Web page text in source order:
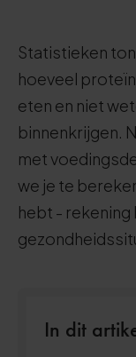
Statistieken
hoeveel
eten en niet
binnenkrijgen.
met
we je te
hebt - rekening
In dit